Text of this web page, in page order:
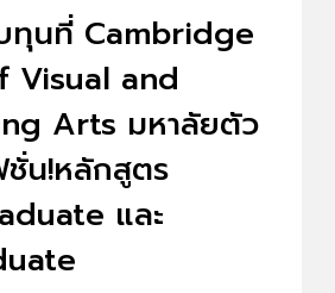
ทุนที่ Cambridge
Visual and
Arts มหาลัยตัว
น!หลักสูตร
และ